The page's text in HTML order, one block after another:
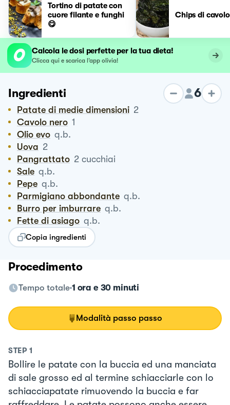
Tortino di patate con
cuore filante e funghi
😋
Chips di
Calcola le dosi perfette per la tua dieta!
Clicca qui e scarica l’app olivia!
Ingredienti 6
Patate di medie dimensioni 2
Cavolo nero 1
Olio evo q.b.
Uova 2
Pangrattato 2 cucchiai
Sale q.b.
Pepe q.b.
Parmigiano abbondante q.b.
Burro per imburrare q.b.
Fette di asiago q.b.
Copia ingredienti
Procedimento
Tempo totale 1 ora e 30 minuti
Modalità passo passo
STEP 1
Bollire le patate con la buccia ed una manciata
di sale grosso ed al termine schiacciarle con lo
schiacciapatate rimuovendo la buccia e far